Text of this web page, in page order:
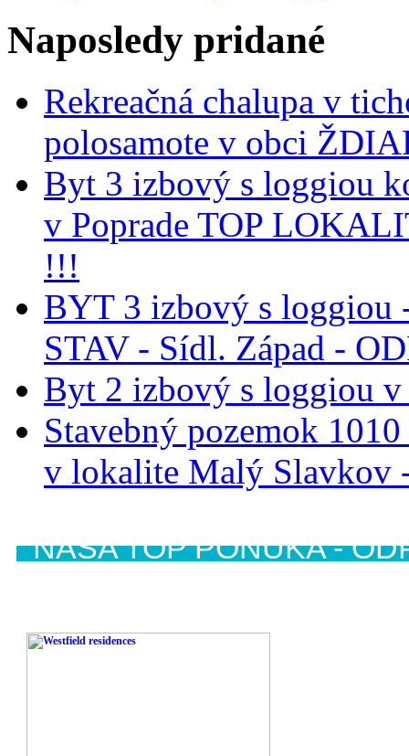
Naposledy pridané
Rekreačná chalupa v
polosamote v obci
Byt 3 izbový s loggiou
v Poprade TOP
!!!
BYT 3 izbový s loggiou
STAV - Sídl. Západ -
Byt 2 izbový s loggiou v
Stavebný pozemok
v lokalite Malý Slavkov
NAŠA TOP PONUKA -